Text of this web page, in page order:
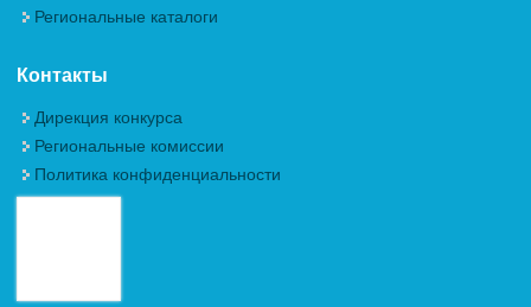
Региональные каталоги
Контакты
Дирекция конкурса
Региональные комиссии
Политика конфиденциальности